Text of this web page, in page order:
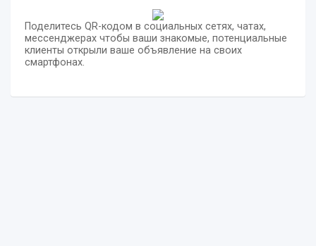
Поделитесь QR-кодом в социальных сетях, чатах,
мессенджерах чтобы ваши знакомые, потенциальные
клиенты открыли ваше объявление на своих
смартфонах.